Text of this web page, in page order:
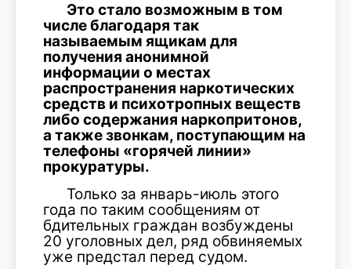
Это стало возможным в том
числе благодаря так
называемым ящикам для
получения анонимной
информации о местах
распространения наркотических
средств и психотропных веществ
либо содержания наркопритонов,
а также звонкам, поступающим на
телефоны «горячей линии»
прокуратуры.
Только за январь-июль этого
года по таким сообщениям от
бдительных граждан возбуждены
20 уголовных дел, ряд обвиняемых
уже предстал перед судом.